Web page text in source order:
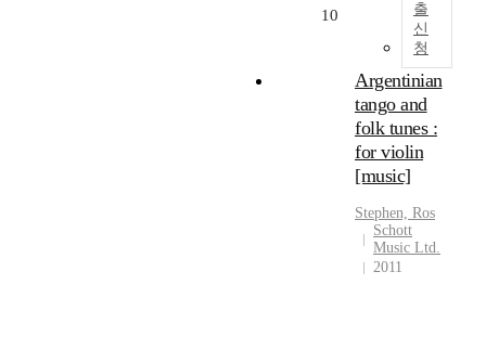
출
신
청
10
Argentinian
tango and
folk tunes :
for violin
[music]
Stephen, Ros
Schott
Music Ltd.
2011